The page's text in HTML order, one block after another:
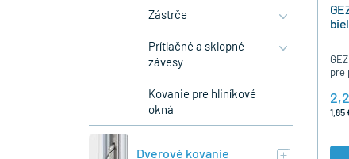
pre
1,85
Zástrče
Prítlačné a sklopné
závesy
Kovanie pre hliníkové
okná
Dverové kovanie